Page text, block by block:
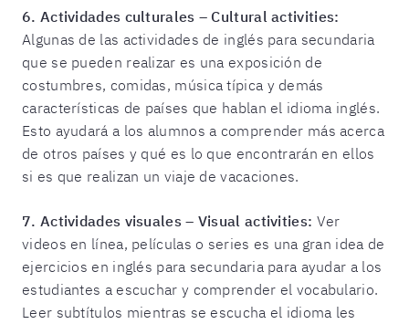
6. Actividades culturales – Cultural activities:
Algunas de las actividades de inglés para secundaria
que se pueden realizar es una exposición de
costumbres, comidas, música típica y demás
características de países que hablan el idioma inglés.
Esto ayudará a los alumnos a comprender más acerca
de otros países y qué es lo que encontrarán en ellos
si es que realizan un viaje de vacaciones.
7. Actividades visuales – Visual activities: Ver
videos en línea, películas o series es una gran idea de
ejercicios en inglés para secundaria para ayudar a los
estudiantes a escuchar y comprender el vocabulario.
Leer subtítulos mientras se escucha el idioma les